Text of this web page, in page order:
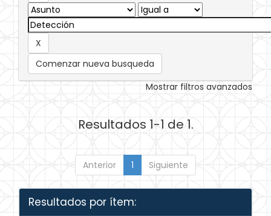
Comenzar nueva busqueda
Mostrar filtros avanzados
Resultados 1-1 de 1.
Anterior 1 Siguiente
Resultados por ítem: